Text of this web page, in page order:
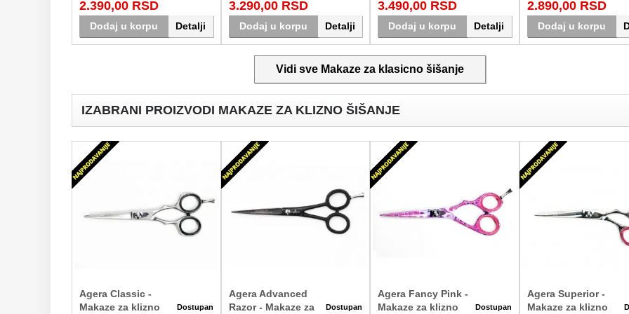
Srbiji.
2.390,00 RSD
Dodaj u korpu Detalji
klasičnim tehnikama. Dostava u Srbiji.
3.290,00 RSD
Dodaj u korpu Detalji
svakodnevni rad u salonu. Dostava u
Srbiji.
3.490,00 RSD
Dodaj u korpu Detalji
prepoznatljivim izgledom.
2.890,00 RSD
Dodaj u korpu
Vidi sve Makaze za klasicno šišanje
IZABRANI PROIZVODI MAKAZE ZA KLIZNO ŠIŠANJE
Agera Classic -
Makaze za klizno
Dostupan
Agera Advanced
Razor - Makaze za
Dostupan
Agera Fancy Pink -
Makaze za klizno
Dostupan
Agera Superior -
Makaze za klizno